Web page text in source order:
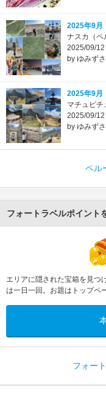
2025年9月
ナスカ（ペ
2025/09/12
by ゆみず
2025年9月
マチュピチ
2025/09/12
by ゆみず
ペル
フォートラベルポイント
エリアに隠された宝箱を見つ
は一日一回。お題はトップペ
フォー